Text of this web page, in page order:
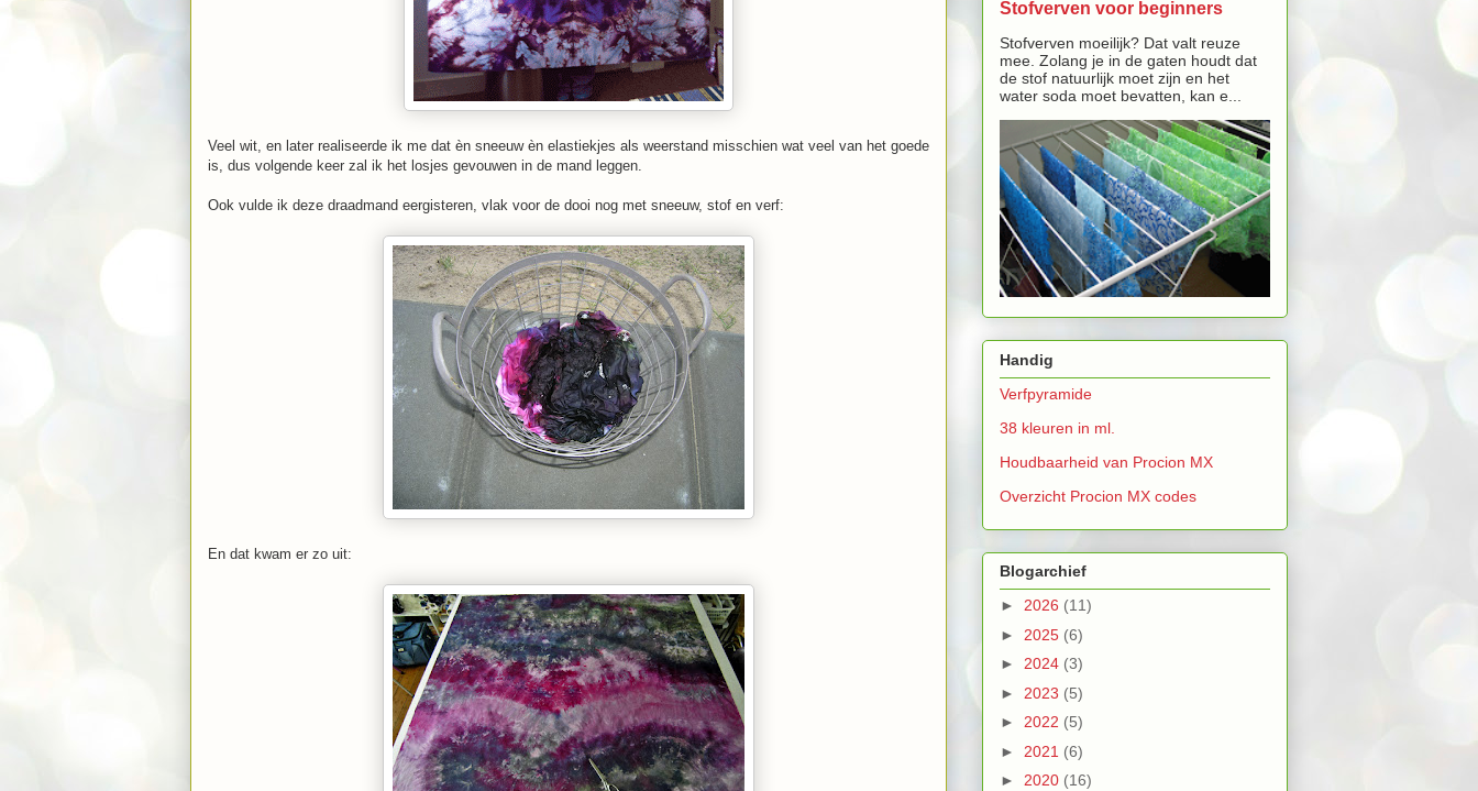
Veel wit, en later realiseerde ik me dat èn sneeuw èn elastiekjes als weerstand misschien wat veel van het goede
is, dus volgende keer zal ik het losjes gevouwen in de mand leggen.
Ook vulde ik deze draadmand eergisteren, vlak voor de dooi nog met sneeuw, stof en verf:
En dat kwam er zo uit:
Stofverven voor beginners
Stofverven moeilijk? Dat valt reuze
mee. Zolang je in de gaten houdt dat
de stof natuurlijk moet zijn en het
water soda moet bevatten, kan e...
Handig
Verfpyramide
38 kleuren in ml.
Houdbaarheid van Procion MX
Overzicht Procion MX codes
Blogarchief
► 2026 (11)
► 2025 (6)
► 2024 (3)
► 2023 (5)
► 2022 (5)
► 2021 (6)
► 2020 (16)